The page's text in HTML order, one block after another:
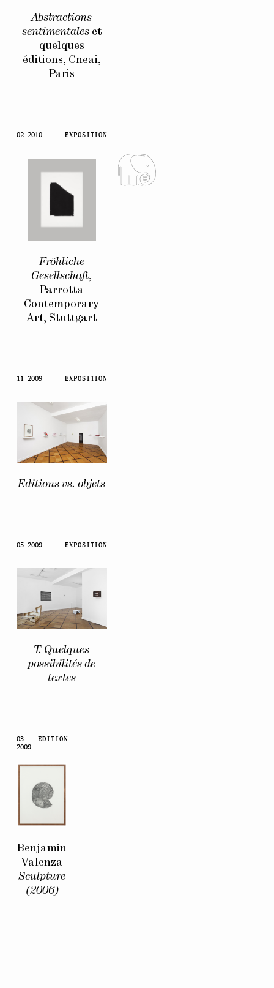
Abstractions
sentimentaleset
quelques
éditions, Cneai,
Paris
02 2010 EXPOSITION
Fröhliche
Gesellschaft,
Parrotta
Contemporary
Art, Stuttgart
11 2009 EXPOSITION
Editions vs. objets
05 2009 EXPOSITION
T. Quelques
possibilités de
textes
03
2009
EDITION
Benjamin
Valenza
Sculpture
(2006)